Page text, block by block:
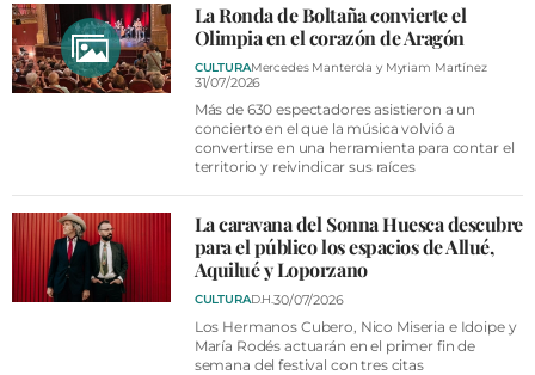
La Ronda de Boltaña convierte el
Olimpia en el corazón de Aragón
CULTURAMercedes Manterola y Myriam Martínez
31/07/2026
Más de 630 espectadores asistieron a un
concierto en el que la música volvió a
convertirse en una herramienta para contar el
territorio y reivindicar sus raíces
La caravana del Sonna Huesca descubre
para el público los espacios de Allué,
Aquilué y Loporzano
CULTURAD.H.30/07/2026
Los Hermanos Cubero, Nico Miseria e Idoipe y
María Rodés actuarán en el primer fin de
semana del festival con tres citas